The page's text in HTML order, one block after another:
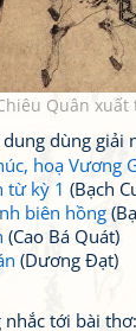
Quân xuất
dùng giải
hoạ Vương
từ kỳ 1 (Bạch
biên hồng
(Cao Bá Quát)
(Dương Đạt)
nhắc tới bài thơ: